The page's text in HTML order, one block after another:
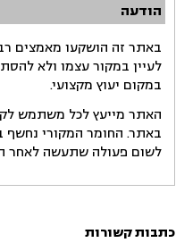
הודעה
באתר זה הושקעו מאמצים
לעיין במקור עצמו ולא
במקום יעוץ מקצועי.
האתר מייעץ לכל משתמש
באתר. החומר המקורי נחשף
לשום פעולה שתעשה לאחר
כתבות קשורות